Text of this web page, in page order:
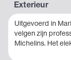
Exterieur
Uitgevoerd in
velgen zijn
Michelins. Het